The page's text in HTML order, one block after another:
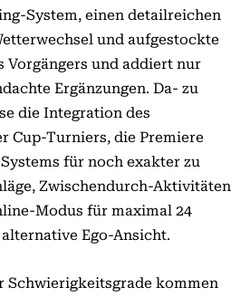
System, einen detailreichen
und aufgestockte
Vorgängers und addiert nur
Ergänzungen. Da- zu
die Integration des
Cup-Turniers, die Premiere
für noch exakter zu
Zwischendurch-Aktivitäten
Modus für maximal 24
Ego-Ansicht.
Schwierigkeitsgrade kommen